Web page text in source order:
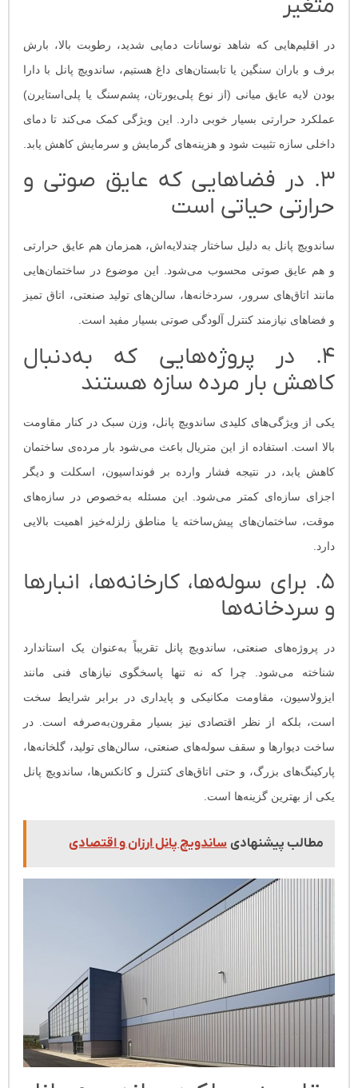
متغیر
در اقلیم‌هایی که شاهد نوسانات دمایی شدید، رطوبت بالا، بارش
برف و باران سنگین یا تابستان‌های داغ هستیم، ساندویچ پانل با دارا
بودن لایه عایق میانی (از نوع پلی‌یورتان، پشم‌سنگ یا پلی‌استایرن)
عملکرد حرارتی بسیار خوبی دارد. این ویژگی کمک می‌کند تا دمای
داخلی سازه تثبیت شود و هزینه‌های گرمایش و سرمایش کاهش یابد.
۳. در فضاهایی که عایق صوتی و
حرارتی حیاتی است
ساندویچ پانل به دلیل ساختار چندلایه‌اش، همزمان هم عایق حرارتی
و هم عایق صوتی محسوب می‌شود. این موضوع در ساختمان‌هایی
مانند اتاق‌های سرور، سردخانه‌ها، سالن‌های تولید صنعتی، اتاق تمیز
و فضاهای نیازمند کنترل آلودگی صوتی بسیار مفید است.
۴. در پروژه‌هایی که به‌دنبال
کاهش بار مرده سازه هستند
یکی از ویژگی‌های کلیدی ساندویچ پانل، وزن سبک در کنار مقاومت
بالا است. استفاده از این متریال باعث می‌شود بار مرده‌ی ساختمان
کاهش یابد، در نتیجه فشار وارده بر فونداسیون، اسکلت و دیگر
اجزای سازه‌ای کمتر می‌شود. این مسئله به‌خصوص در سازه‌های
موقت، ساختمان‌های پیش‌ساخته یا مناطق زلزله‌خیز اهمیت بالایی
دارد.
۵. برای سوله‌ها، کارخانه‌ها، انبارها
و سردخانه‌ها
در پروژه‌های صنعتی، ساندویچ پانل تقریباً به‌عنوان یک استاندارد
شناخته می‌شود. چرا که نه تنها پاسخگوی نیازهای فنی مانند
ایزولاسیون، مقاومت مکانیکی و پایداری در برابر شرایط سخت
است، بلکه از نظر اقتصادی نیز بسیار مقرون‌به‌صرفه است. در
ساخت دیوارها و سقف سوله‌های صنعتی، سالن‌های تولید، گلخانه‌ها،
پارکینگ‌های بزرگ، و حتی اتاق‌های کنترل و کانکس‌ها، ساندویچ پانل
یکی از بهترین گزینه‌ها است.
مطالب پیشنهادی ساندویچ پانل ارزان و اقتصادی